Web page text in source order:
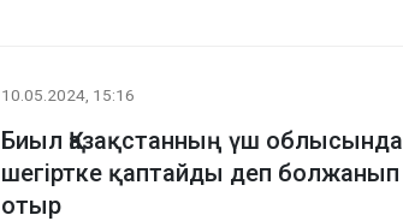
10.05.2024, 15:16
Биыл Қазақстанның үш облысында
шегіртке қаптайды деп болжанып
отыр